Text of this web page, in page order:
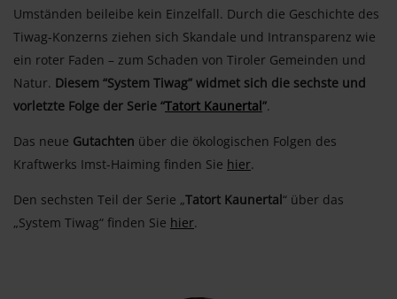
Umständen beileibe kein Einzelfall. Durch die Geschichte des
Tiwag-Konzerns ziehen sich Skandale und Intransparenz wie
ein roter Faden – zum Schaden von Tiroler Gemeinden und
Natur. Diesem “System Tiwag” widmet sich die sechste und
vorletzte Folge der Serie “Tatort Kaunertal”.
Das neue Gutachten über die ökologischen Folgen des
Kraftwerks Imst-Haiming finden Sie hier.
Den sechsten Teil der Serie „Tatort Kaunertal“ über das
„System Tiwag“ finden Sie hier.